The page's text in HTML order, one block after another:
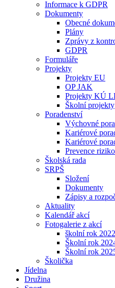
Informace k GDPR
Dokumenty
Obecné
Plány
Zprávy z
GDPR
Formuláře
Projekty
Projekty EU
OP JAK
Projekty KÚ
Školní projekty
Poradenství
Výchovné
Kariérové
Kariérové
Prevence
Školská rada
SRPŠ
Složení
Dokumenty
Zápisy a
Aktuality
Kalendář akcí
Fotogalerie z akcí
školní rok
Školní rok
Školní rok
Školička
Jídelna
Družina